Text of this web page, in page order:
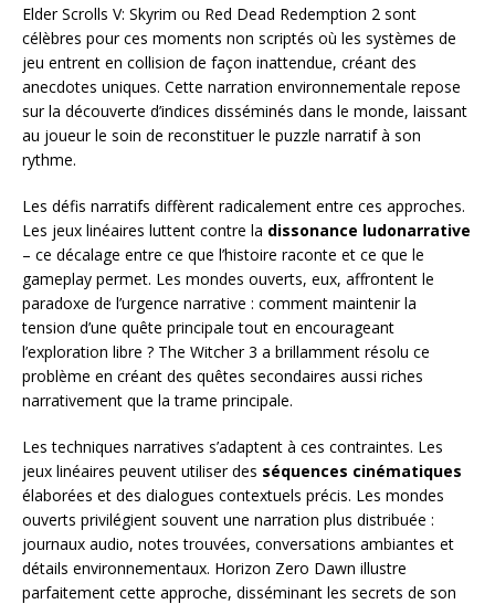
Elder Scrolls V: Skyrim ou Red Dead Redemption 2 sont
célèbres pour ces moments non scriptés où les systèmes de
jeu entrent en collision de façon inattendue, créant des
anecdotes uniques. Cette narration environnementale repose
sur la découverte d’indices disséminés dans le monde, laissant
au joueur le soin de reconstituer le puzzle narratif à son
rythme.
Les défis narratifs diffèrent radicalement entre ces approches.
Les jeux linéaires luttent contre la dissonance ludonarrative
– ce décalage entre ce que l’histoire raconte et ce que le
gameplay permet. Les mondes ouverts, eux, affrontent le
paradoxe de l’urgence narrative : comment maintenir la
tension d’une quête principale tout en encourageant
l’exploration libre ? The Witcher 3 a brillamment résolu ce
problème en créant des quêtes secondaires aussi riches
narrativement que la trame principale.
Les techniques narratives s’adaptent à ces contraintes. Les
jeux linéaires peuvent utiliser des séquences cinématiques
élaborées et des dialogues contextuels précis. Les mondes
ouverts privilégient souvent une narration plus distribuée :
journaux audio, notes trouvées, conversations ambiantes et
détails environnementaux. Horizon Zero Dawn illustre
parfaitement cette approche, disséminant les secrets de son